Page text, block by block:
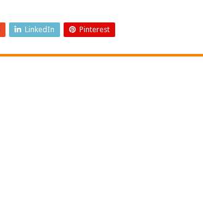
LinkedIn Pinterest